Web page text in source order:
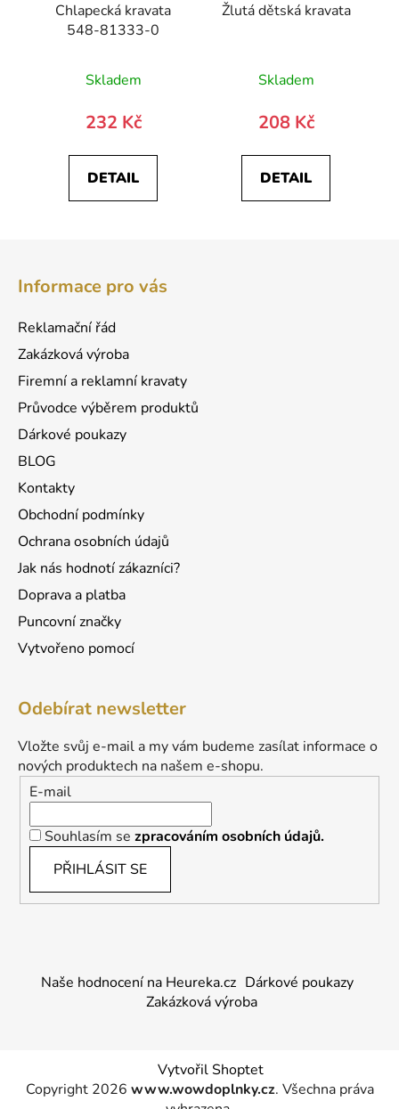
Chlapecká kravata
548-81333-0
Skladem
232 Kč
DETAIL
Žlutá dětská kravata
Skladem
208 Kč
DETAIL
Informace pro vás
Reklamační řád
Zakázková výroba
Firemní a reklamní kravaty
Průvodce výběrem produktů
Dárkové poukazy
BLOG
Kontakty
Obchodní podmínky
Ochrana osobních údajů
Jak nás hodnotí zákazníci?
Doprava a platba
Puncovní značky
Vytvořeno pomocí
Odebírat newsletter
Vložte svůj e-mail a my vám budeme zasílat informace o
nových produktech na našem e-shopu.
E-mail
Souhlasím se zpracováním osobních údajů.
PŘIHLÁSIT SE
Naše hodnocení na Heureka.cz Dárkové poukazy
Zakázková výroba
Vytvořil Shoptet
Copyright 2026 www.wowdoplnky.cz. Všechna práva